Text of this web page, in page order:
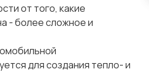
от того, какие
- более сложное и
для создания тепло- и